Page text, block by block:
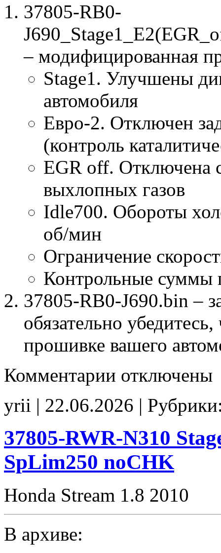
37805-RB0-
– модифицированная
Stage1. Улучшены
автомобиля
Евро-2. Отключен
(контроль
EGR off. Отключена
выхлопных газов
Idle700. Обороты
об/мин
Ограничение
Контрольные суммы
37805-RB0-J690.bin –
обязательно
прошивке вашего
Комментарии записи
J690
Stage1
Idle700
SpLim250
CHK(ok)
отключены
yrii | 22.06.2026 |
37805-RWR-N310
SpLim250 noCHK
Honda Stream 1.8 2010
В архиве: